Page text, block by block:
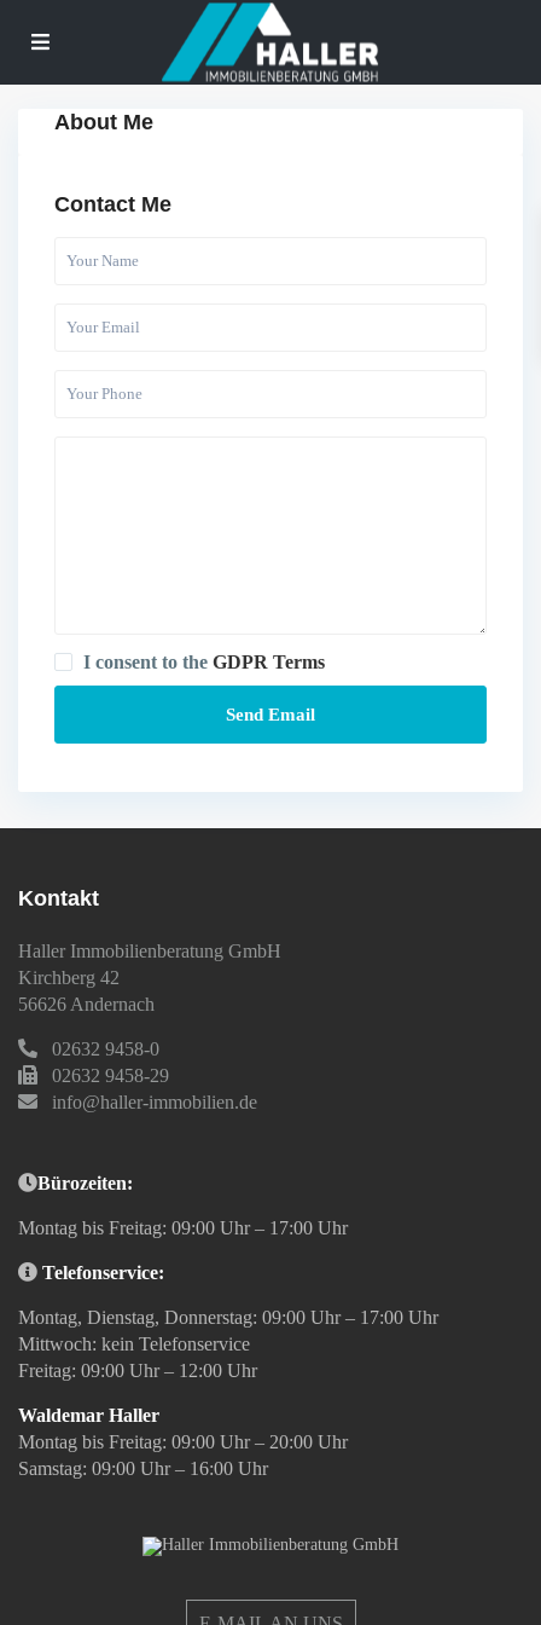
About Me
Contact Me
I consent to theGDPR Terms
Kontakt
Haller Immobilienberatung GmbH
Kirchberg 42
56626 Andernach
02632 9458-0
02632 9458-29
info@haller-immobilien.de
Bürozeiten:
Montag bis Freitag: 09:00 Uhr – 17:00 Uhr
Telefonservice:
Montag, Dienstag, Donnerstag: 09:00 Uhr – 17:00 Uhr
Mittwoch: kein Telefonservice
Freitag: 09:00 Uhr – 12:00 Uhr
Waldemar Haller
Montag bis Freitag: 09:00 Uhr – 20:00 Uhr
Samstag: 09:00 Uhr – 16:00 Uhr